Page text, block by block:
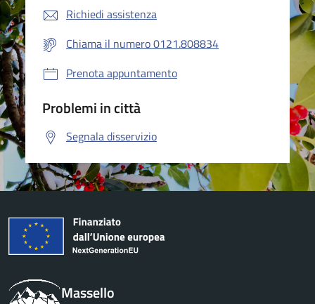
Richiedi assistenza
Chiama il numero 0121.808834
Prenota appuntamento
Problemi in città
Segnala disservizio
Massello